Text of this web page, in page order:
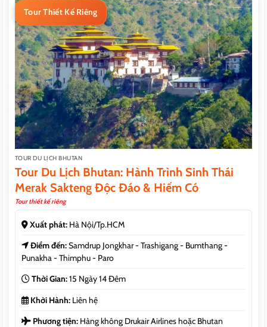
Tour Thiết Kế Riêng
TOUR DU LỊCH BHUTAN
Tour Du Lịch Bhutan: Hành Trình Sinh Thái
Merak Sakteng Độc Đáo & Hiếm Có
Tour thiết kế riêng
Xuất phát:Hà Nội/Tp.HCM
Điểm đến:Samdrup Jongkhar - Trashigang - Bumthang -
Punakha - Thimphu - Paro
Thời Gian:15 Ngày 14 Đêm
Khởi Hành:Liên hệ
Phương tiện:Hàng không Drukair Airlines hoặc Bhutan